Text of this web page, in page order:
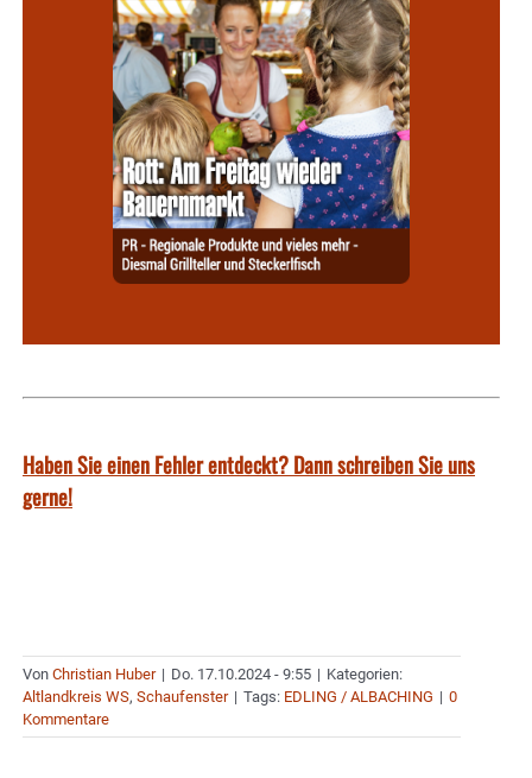
Haben Sie einen Fehler entdeckt? Dann schreiben Sie uns
gerne!
Von Christian Huber | Do. 17.10.2024 - 9:55 | Kategorien:
Altlandkreis WS, Schaufenster | Tags: EDLING / ALBACHING | 0
Kommentare